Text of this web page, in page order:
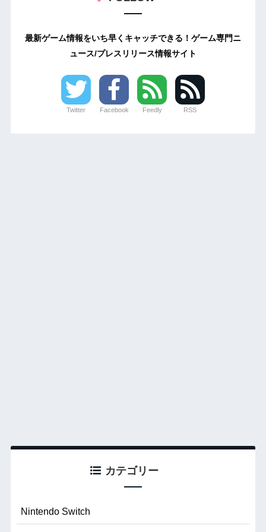
最新ゲーム情報をいち早くキャッチできる！ゲーム専門ニ
ュース/プレスリリース情報サイト
Twitter Facebook Feedly RSS
カテゴリー
Nintendo Switch